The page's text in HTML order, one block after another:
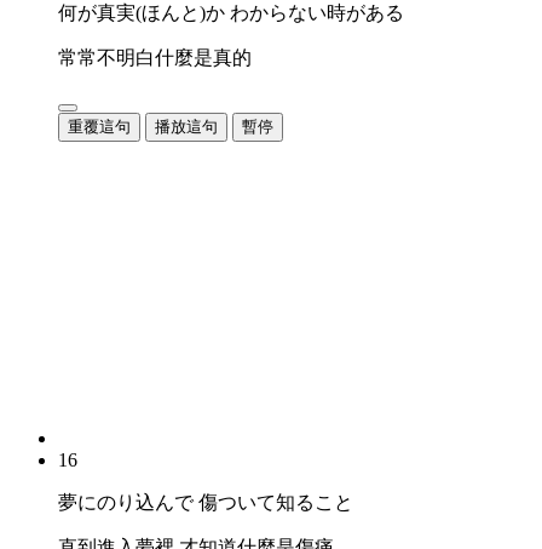
何が真実(ほんと)か わからない時がある
常常不明白什麼是真的
重覆這句 播放這句 暫停
16
夢にのり込んで 傷ついて知ること